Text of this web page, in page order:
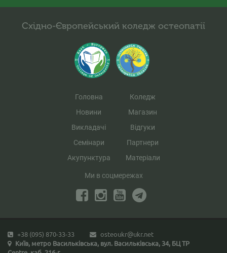
Східно-Європейський коледж остеопатії
Головна
Новини
Викладачі
Семінари
Акупунктура
Коледж
Магазин
Вiдгуки
Партнери
Матеріали
Ми в соцмережах
+38 (095) 870-33-33
osteoukr@ukr.net
Київ, метро Васильківська, вул. Васильківська, 34, БЦ TP